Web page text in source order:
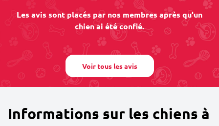
Les avis sont placés par nos membres après qu'un
chien ai été confié.
Voir tous les avis
Informations sur les chiens à